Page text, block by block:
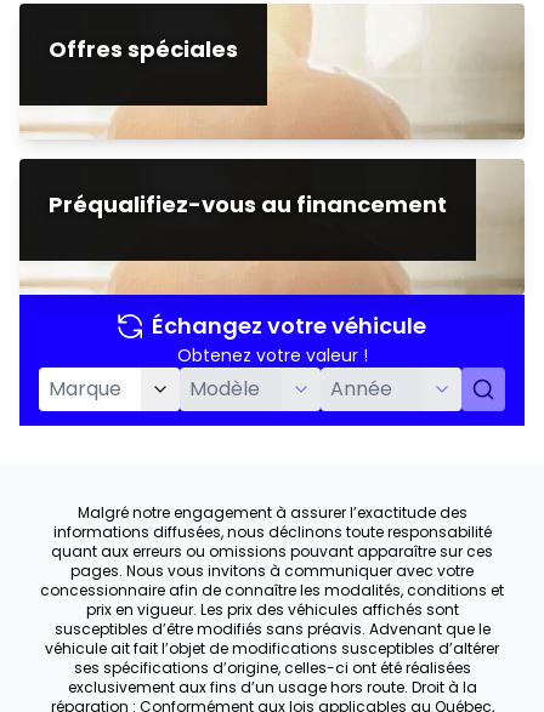
Offres spéciales
Préqualifiez-vous au financement
Échangez votre véhicule
Obtenez votre valeur !
Malgré notre engagement à assurer l’exactitude des
informations diffusées, nous déclinons toute responsabilité
quant aux erreurs ou omissions pouvant apparaître sur ces
pages. Nous vous invitons à communiquer avec votre
concessionnaire afin de connaître les modalités, conditions et
prix en vigueur. Les prix des véhicules affichés sont
susceptibles d’être modifiés sans préavis. Advenant que le
véhicule ait fait l’objet de modifications susceptibles d’altérer
ses spécifications d’origine, celles-ci ont été réalisées
exclusivement aux fins d’un usage hors route. Droit à la
réparation : Conformément aux lois applicables au Québec,